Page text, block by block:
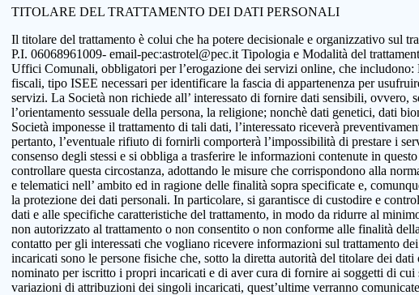
TITOLARE DEL TRATTAMENTO DEI DATI PERSONALI
Il titolare del trattamento è colui che ha potere decisionale e organizzativo sul
P.I. 06068961009- email-pec:astrotel@pec.it Tipologia e Modalità del
Uffici Comunali, obbligatori per l’erogazione dei servizi online, che
fiscali, tipo ISEE necessari per identificare la fascia di appartenenza per
servizi. La Società non richiede all’ interessato di fornire dati sensibili,
l’orientamento sessuale della persona, la religione; nonchè dati genetici, dati
Società imponesse il trattamento di tali dati, l’interessato riceverà
pertanto, l’eventuale rifiuto di fornirli comporterà l’impossibilità di prestare i
consenso degli stessi e si obbliga a trasferire le informazioni contenute in
controllare questa circostanza, adottando le misure che corrispondono alla
e telematici nell’ ambito ed in ragione delle finalità sopra specificate e,
la protezione dei dati personali. In particolare, si garantisce di custodire e
dati e alle specifiche caratteristiche del trattamento, in modo da ridurre al
non autorizzato al trattamento o non consentito o non conforme alle finalità
contatto per gli interessati che vogliano ricevere informazioni sul trattamento
incaricati sono le persone fisiche che, sotto la diretta autorità del titolare dei
nominato per iscritto i propri incaricati e di aver cura di fornire ai soggetti di
variazioni di attribuzioni dei singoli incaricati, quest’ultime verranno